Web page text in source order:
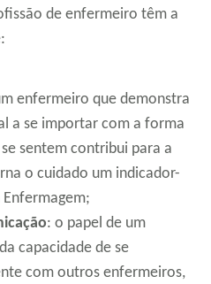
de enfermeiro têm a
enfermeiro que demonstra
a se importar com a forma
sentem contribui para a
o cuidado um indicador-
: o papel de um
capacidade de se
com outros enfermeiros,